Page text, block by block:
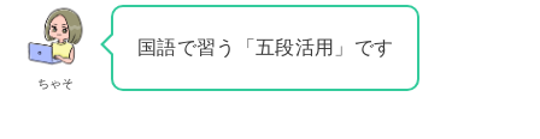
ちゃそ
国語で習う「五段活用」です